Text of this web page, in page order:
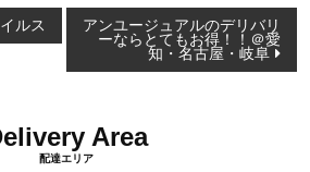
ルス
アンユージュアルのデリバリ
ーならとてもお得！！＠愛
知・名古屋・岐阜
Area
配達エリア